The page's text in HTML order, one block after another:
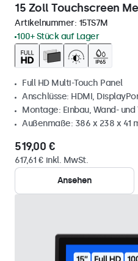
15 Zoll Touchscreen
Artikelnummer: 15TS7M
100+ Stück auf Lager
Full HD Multi-Touch Panel
Anschlüsse: HDMI,
Montage: Einbau, Wand-
Außenmaße: 386 x 238 x 41
519,00 €
617,61 € inkl. MwSt.
Ansehen